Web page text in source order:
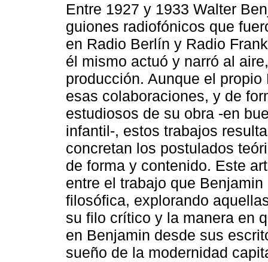
Entre 1927 y 1933 Walter
guiones radiofónicos que
en Radio Berlín y Radio
él mismo actuó y narró al
producción. Aunque el
esas colaboraciones, y de
estudiosos de su obra -en
infantil-, estos trabajos
concretan los postulados
de forma y contenido. Este
entre el trabajo que
filosófica, explorando
su filo crítico y la manera en
en Benjamin desde sus
sueño de la modernidad